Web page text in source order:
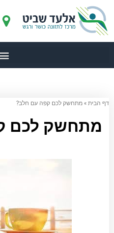
דף הבית»מתחשק לכם קפה עם חלב?
מתחשק לכם